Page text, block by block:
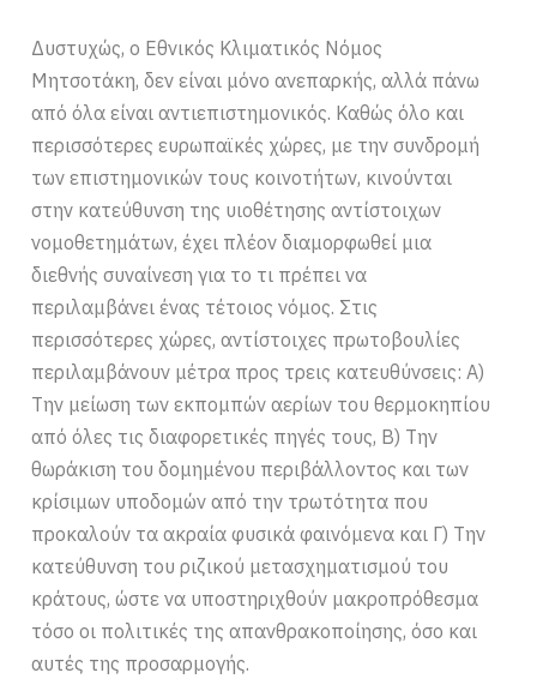
Δυστυχώς, ο Εθνικός Κλιματικός Νόμος
Μητσοτάκη, δεν είναι μόνο ανεπαρκής, αλλά πάνω
από όλα είναι αντιεπιστημονικός. Καθώς όλο και
περισσότερες ευρωπαϊκές χώρες, με την συνδρομή
των επιστημονικών τους κοινοτήτων, κινούνται
στην κατεύθυνση της υιοθέτησης αντίστοιχων
νομοθετημάτων, έχει πλέον διαμορφωθεί μια
διεθνής συναίνεση για το τι πρέπει να
περιλαμβάνει ένας τέτοιος νόμος. Στις
περισσότερες χώρες, αντίστοιχες πρωτοβουλίες
περιλαμβάνουν μέτρα προς τρεις κατευθύνσεις: Α)
Την μείωση των εκπομπών αερίων του θερμοκηπίου
από όλες τις διαφορετικές πηγές τους, Β) Την
θωράκιση του δομημένου περιβάλλοντος και των
κρίσιμων υποδομών από την τρωτότητα που
προκαλούν τα ακραία φυσικά φαινόμενα και Γ) Την
κατεύθυνση του ριζικού μετασχηματισμού του
κράτους, ώστε να υποστηριχθούν μακροπρόθεσμα
τόσο οι πολιτικές της απανθρακοποίησης, όσο και
αυτές της προσαρμογής.